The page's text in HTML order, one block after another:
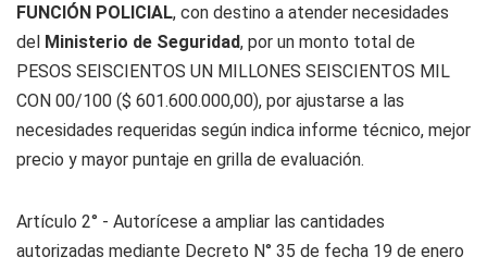
FUNCIÓN POLICIAL, con destino a atender necesidades
del Ministerio de Seguridad, por un monto total de
PESOS SEISCIENTOS UN MILLONES SEISCIENTOS MIL
CON 00/100 ($ 601.600.000,00), por ajustarse a las
necesidades requeridas según indica informe técnico, mejor
precio y mayor puntaje en grilla de evaluación.
Artículo 2° - Autorícese a ampliar las cantidades
autorizadas mediante Decreto N° 35 de fecha 19 de enero